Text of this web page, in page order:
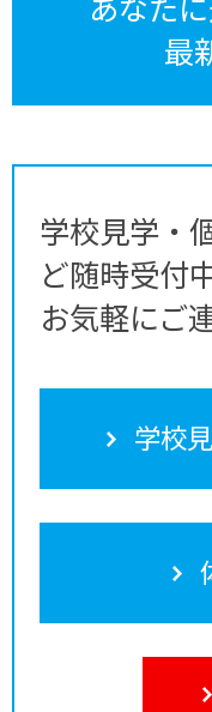
最
学校見学・
ど随時受付
お気軽にご
学校